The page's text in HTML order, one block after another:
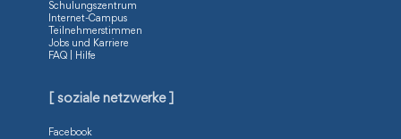
Schulungszentrum
Internet-Campus
Teilnehmerstimmen
Jobs und Karriere
FAQ | Hilfe
[ soziale netzwerke ]
Facebook